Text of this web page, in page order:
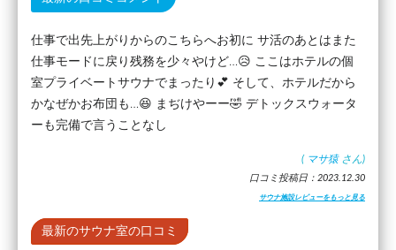
仕事で出先上がりからのこちらへお初に サ活のあとはまた
仕事モードに戻り残務を少々やけど…😥 ここはホテルの個
室プライベートサウナでまったり💕 そして、ホテルだから
かなぜかお布団も…😆 まぢけやーー🤣 デトックスウォータ
ーも完備で言うことなし
( マサ猿 さん)
口コミ投稿日：2023.12.30
サウナ施設レビューをもっと見る
最新のサウナ室の口コミ